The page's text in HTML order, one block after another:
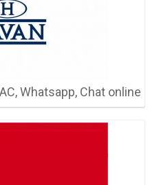
Whatsapp, Chat online